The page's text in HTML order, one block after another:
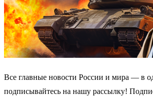
Все главные новости России и мира — в
подписывайтесь на нашу рассылку!